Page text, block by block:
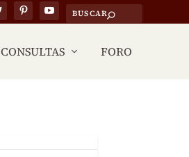
CONSULTAS FORO